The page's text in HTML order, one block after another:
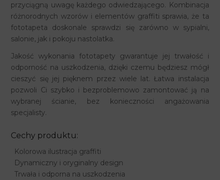
przyciągną uwagę każdego odwiedzającego. Kombinacja
różnorodnych wzorów i elementów graffiti sprawia, że ta
fototapeta doskonale sprawdzi się zarówno w sypialni,
salonie, jak i pokoju nastolatka.
Jakość wykonania fototapety gwarantuje jej trwałość i
odporność na uszkodzenia, dzięki czemu będziesz mógł
cieszyć się jej pięknem przez wiele lat. Łatwa instalacja
pozwoli Ci szybko i bezproblemowo zamontować ją na
wybranej ścianie, bez konieczności angażowania
specjalisty.
Cechy produktu:
Kolorowa ilustracja graffiti
Dynamiczny i oryginalny design
Trwała i odporna na uszkodzenia